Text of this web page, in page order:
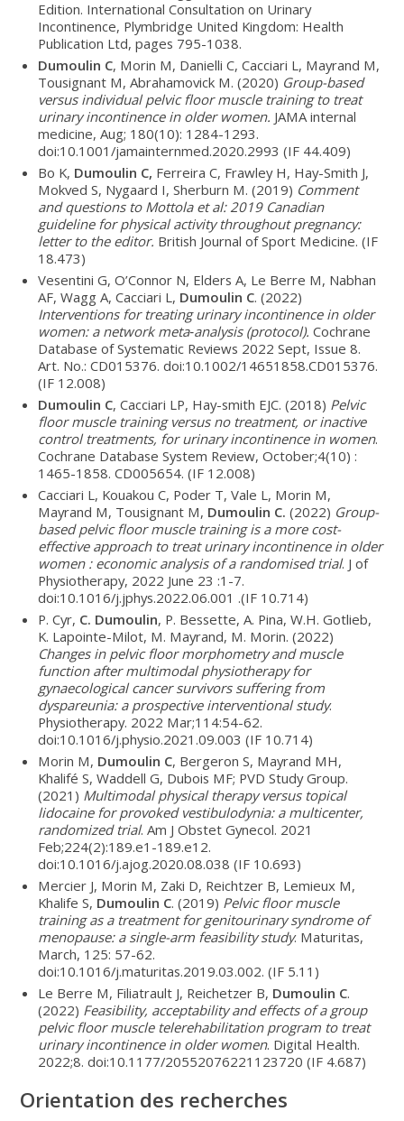
Edition. International Consultation on Urinary
Incontinence, Plymbridge United Kingdom: Health
Publication Ltd, pages 795-1038.
Dumoulin C, Morin M, Danielli C, Cacciari L, Mayrand M,
Tousignant M, Abrahamovick M. (2020) Group-based
versus individual pelvic floor muscle training to treat
urinary incontinence in older women. JAMA internal
medicine, Aug; 180(10): 1284-1293.
doi:10.1001/jamainternmed.2020.2993 (IF 44.409)
Bo K, Dumoulin C, Ferreira C, Frawley H, Hay-Smith J,
Mokved S, Nygaard I, Sherburn M. (2019) Comment
and questions to Mottola et al: 2019 Canadian
guideline for physical activity throughout pregnancy:
letter to the editor. British Journal of Sport Medicine. (IF
18.473)
Vesentini G, O’Connor N, Elders A, Le Berre M, Nabhan
AF, Wagg A, Cacciari L, Dumoulin C. (2022)
Interventions for treating urinary incontinence in older
women: a network meta‐analysis (protocol). Cochrane
Database of Systematic Reviews 2022 Sept, Issue 8.
Art. No.: CD015376. doi:10.1002/14651858.CD015376.
(IF 12.008)
Dumoulin C, Cacciari LP, Hay-smith EJC. (2018) Pelvic
floor muscle training versus no treatment, or inactive
control treatments, for urinary incontinence in women.
Cochrane Database System Review, October;4(10) :
1465-1858. CD005654. (IF 12.008)
Cacciari L, Kouakou C, Poder T, Vale L, Morin M,
Mayrand M, Tousignant M, Dumoulin C.(2022) Group-
based pelvic floor muscle training is a more cost-
effective approach to treat urinary incontinence in older
women : economic analysis of a randomised trial. J of
Physiotherapy, 2022 June 23 :1-7.
doi:10.1016/j.jphys.2022.06.001 .(IF 10.714)
P. Cyr, C. Dumoulin, P. Bessette, A. Pina, W.H. Gotlieb,
K. Lapointe-Milot, M. Mayrand, M. Morin. (2022)
Changes in pelvic floor morphometry and muscle
function after multimodal physiotherapy for
gynaecological cancer survivors suffering from
dyspareunia: a prospective interventional study.
Physiotherapy. 2022 Mar;114:54-62.
doi:10.1016/j.physio.2021.09.003 (IF 10.714)
Morin M, Dumoulin C, Bergeron S, Mayrand MH,
Khalifé S, Waddell G, Dubois MF; PVD Study Group.
(2021) Multimodal physical therapy versus topical
lidocaine for provoked vestibulodynia: a multicenter,
randomized trial. Am J Obstet Gynecol. 2021
Feb;224(2):189.e1-189.e12.
doi:10.1016/j.ajog.2020.08.038 (IF 10.693)
Mercier J, Morin M, Zaki D, Reichtzer B, Lemieux M,
Khalife S, Dumoulin C. (2019) Pelvic floor muscle
training as a treatment for genitourinary syndrome of
menopause: a single-arm feasibility study. Maturitas,
March, 125: 57-62.
doi:10.1016/j.maturitas.2019.03.002. (IF 5.11)
Le Berre M, Filiatrault J, Reichetzer B, Dumoulin C.
(2022) Feasibility, acceptability and effects of a group
pelvic floor muscle telerehabilitation program to treat
urinary incontinence in older women. Digital Health.
2022;8. doi:10.1177/20552076221123720 (IF 4.687)
Orientation des recherches